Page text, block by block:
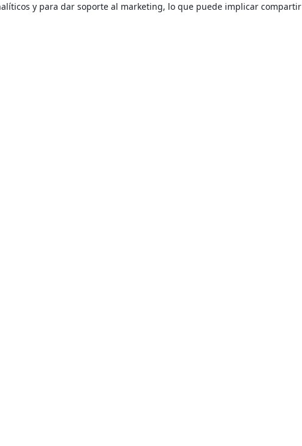
y para dar soporte al marketing, lo que puede implicar compartir